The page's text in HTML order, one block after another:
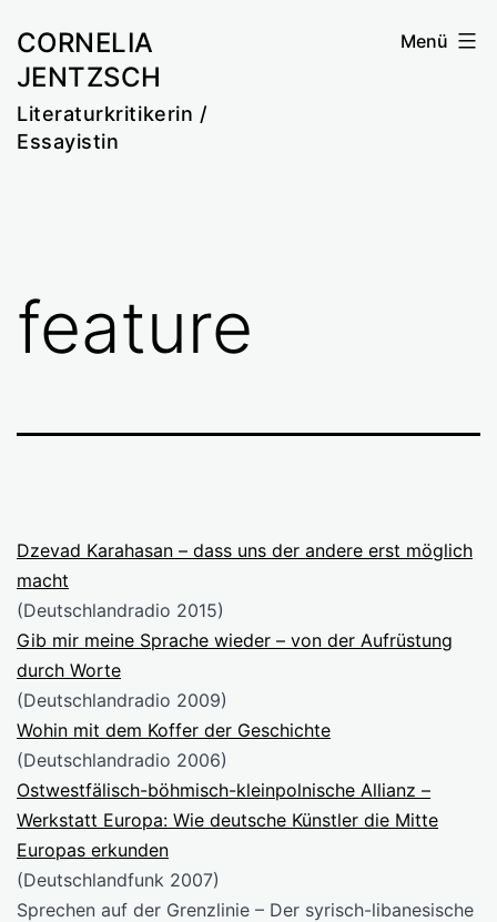
Inhalt
springen
CORNELIA
JENTZSCH
Literaturkritikerin /
Essayistin
Menü
feature
Dzevad Karahasan – dass uns der andere erst möglich
macht
(Deutschlandradio 2015)
Gib mir meine Sprache wieder – von der Aufrüstung
durch Worte
(Deutschlandradio 2009)
Wohin mit dem Koffer der Geschichte
(Deutschlandradio 2006)
Ostwestfälisch-böhmisch-kleinpolnische Allianz –
Werkstatt Europa: Wie deutsche Künstler die Mitte
Europas erkunden
(Deutschlandfunk 2007)
Sprechen auf der Grenzlinie – Der syrisch-libanesische